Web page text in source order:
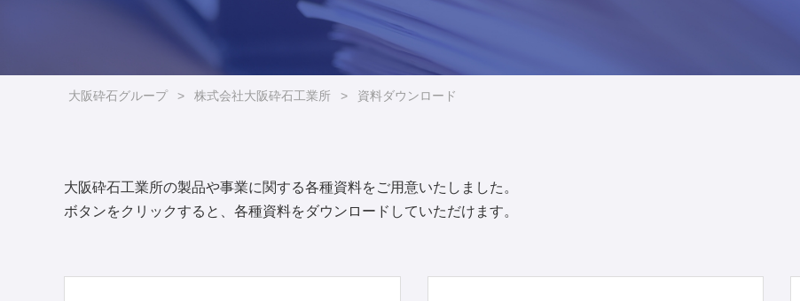
大阪砕石グループ > 株式会社大阪砕石工業所 > 資料ダウンロード
大阪砕石工業所の製品や事業に関する各種資料をご用意いたしました。
ボタンをクリックすると、各種資料をダウンロードしていただけます。